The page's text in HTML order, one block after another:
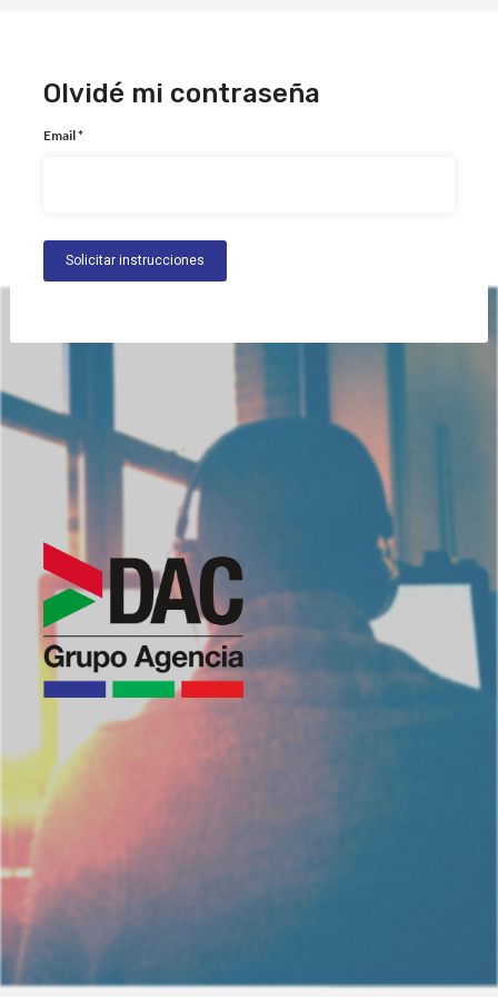
Olvidé mi contraseña
Email *
Solicitar instrucciones